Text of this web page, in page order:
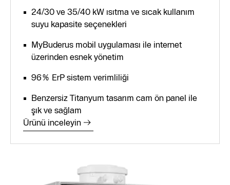
24/30 ve 35/40 kW ısıtma ve sıcak kullanım
suyu kapasite seçenekleri
MyBuderus mobil uygulaması ile internet
üzerinden esnek yönetim
96% ErP sistem verimliliği
Benzersiz Titanyum tasarım cam ön panel ile
şık ve sağlam
Ürünü inceleyin